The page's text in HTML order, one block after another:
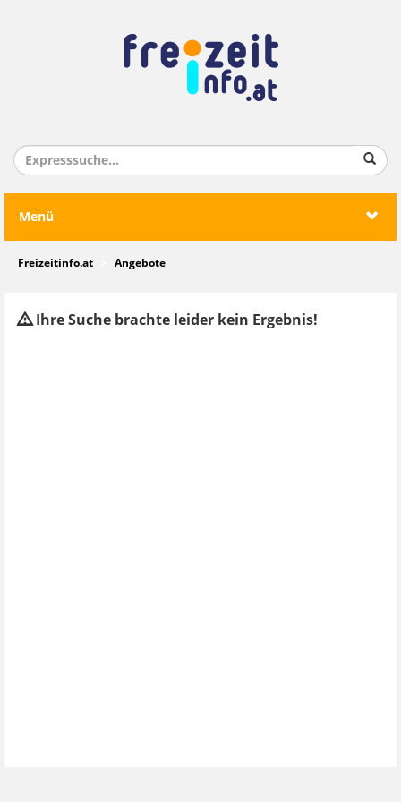
Menü
Freizeitinfo.at Angebote
Ihre Suche brachte leider kein Ergebnis!